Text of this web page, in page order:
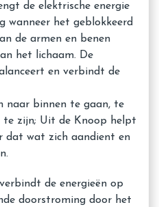
de elektrische energie
wanneer het geblokkeerd
de armen en benen
het lichaam. De
en verbindt de
naar binnen te gaan, te
zijn; Uit de Knoop helpt
dat wat zich aandient en
de energieën op
doorstroming door het